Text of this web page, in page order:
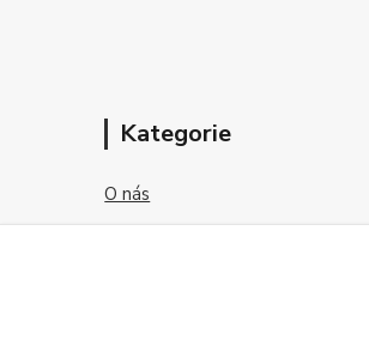
Kategorie
O nás